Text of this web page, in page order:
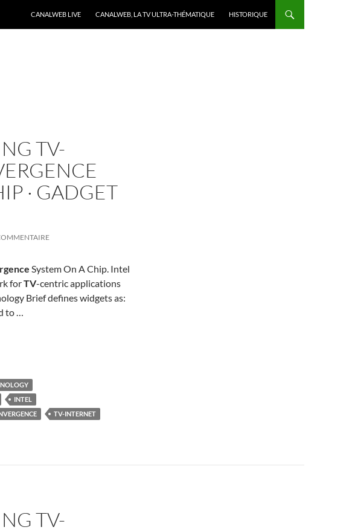
CANALWEB LIVE CANALWEB, LA TV ULTRA-THÉMATIQUE HISTORIQUE
TV-
· GADGET
System On A Chip. Intel
forTV-centric applications
Brief defines widgets as:
to …
INTEL
TV-INTERNET
TV-